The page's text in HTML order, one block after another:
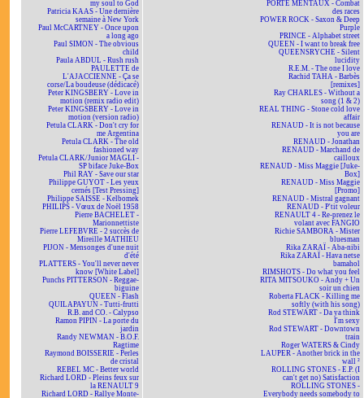
my soul to God
Patricia KAAS - Une dernière
semaine à New York
Paul McCARTNEY - Once upon
a long ago
Paul SIMON - The obvious
child
Paula ABDUL - Rush rush
PAULETTE de
L'AJACCIENNE - Ça se
corse/La boudeuse (dédicacé)
Peter KINGSBERY - Love in
motion (remix radio edit)
Peter KINGSBERY - Love in
motion (version radio)
Petula CLARK - Don't cry for
me Argentina
Petula CLARK - The old
fashioned way
Petula CLARK/Junior MAGLI -
SP biface Juke-Box
Phil RAY - Save our star
Philippe GUYOT - Les yeux
cernés [Test Pressing]
Philippe SAISSE - Kelbomek
PHILIPS - Vœux de Noël 1958
Pierre BACHELET -
Marionnettiste
Pierre LEFEBVRE - 2 succès de
Mireille MATHIEU
PIJON - Mensonges d'une nuit
d'été
PLATTERS - You'll never never
know [White Label]
Punchs PITTERSON - Reggae-
biguine
QUEEN - Flash
QUILAPAYUN - Tutti-frutti
R.B. and CO. - Calypso
Ramon PIPIN - La porte du
jardin
Randy NEWMAN - B.O.F.
Ragtime
Raymond BOISSERIE - Perles
de cristal
REBEL MC - Better world
Richard LORD - Pleins feux sur
la RENAULT 9
Richard LORD - Rallye Monte-
PORTE MENTAUX - Combat
des races
POWER ROCK - Saxon & Deep
Purple
PRINCE - Alphabet street
QUEEN - I want to break free
QUEENSRYCHE - Silent
lucidity
R.E.M. - The one I love
Rachid TAHA - Barbès
[remixes]
Ray CHARLES - Without a
song (1 & 2)
REAL THING - Stone cold love
affair
RENAUD - It is not because
you are
RENAUD - Jonathan
RENAUD - Marchand de
cailloux
RENAUD - Miss Maggie [Juke-
Box]
RENAUD - Miss Maggie
[Promo]
RENAUD - Mistral gagnant
RENAUD - P'tit voleur
RENAULT 4 - Re-prenez le
volant avec FANGIO
Richie SAMBORA - Mister
bluesman
Rika ZARAÏ - Aba-nibi
Rika ZARAÏ - Hava netse
bamahol
RIMSHOTS - Do what you feel
RITA MITSOUKO - Andy + Un
soir un chien
Roberta FLACK - Killing me
softly (with his song)
Rod STEWART - Da ya think
I'm sexy
Rod STEWART - Downtown
train
Roger WATERS & Cindy
LAUPER - Another brick in the
wall ²
ROLLING STONES - E.P. (I
can't get no) Satisfaction
ROLLING STONES -
Everybody needs somebody to